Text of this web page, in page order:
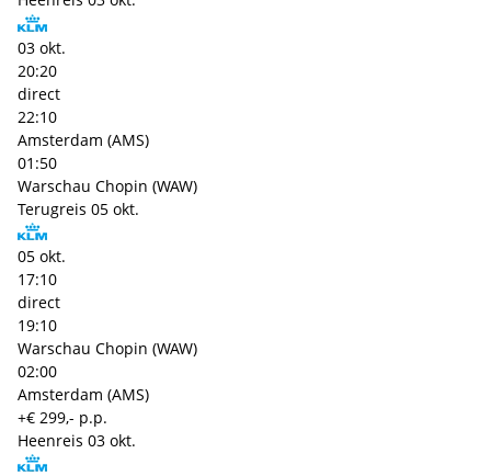
03 okt.
20:20
direct
22:10
Amsterdam (AMS)
01:50
Warschau Chopin (WAW)
Terugreis 05 okt.
05 okt.
17:10
direct
19:10
Warschau Chopin (WAW)
02:00
Amsterdam (AMS)
+€ 299,- p.p.
Heenreis 03 okt.